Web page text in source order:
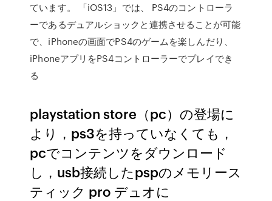
ています。 「iOS13」では、 PS4のコントローラ
ーであるデュアルショックと連携させることが可能
で、iPhoneの画面でPS4のゲームを楽しんだり、
iPhoneアプリをPS4コントローラーでプレイでき
る
playstation store（pc）の登場に
より，ps3を持っていなくても，
pcでコンテンツをダウンロード
し，usb接続したpspのメモリース
ティック pro デュオに